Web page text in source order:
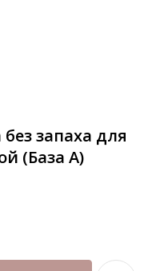
без запаха для
(База А)